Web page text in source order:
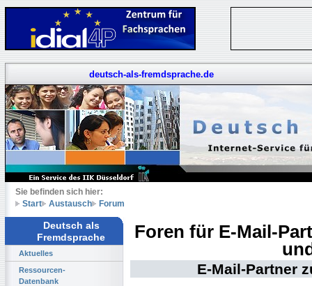
deutsch-als-fremdsprache.de
Sie befinden sich hier:
Start
Austausch Forum
Deutsch als
Fremdsprache
Aktuelles
Ressourcen-
Datenbank
Foren für E-Mail-
E-Mail-Partner